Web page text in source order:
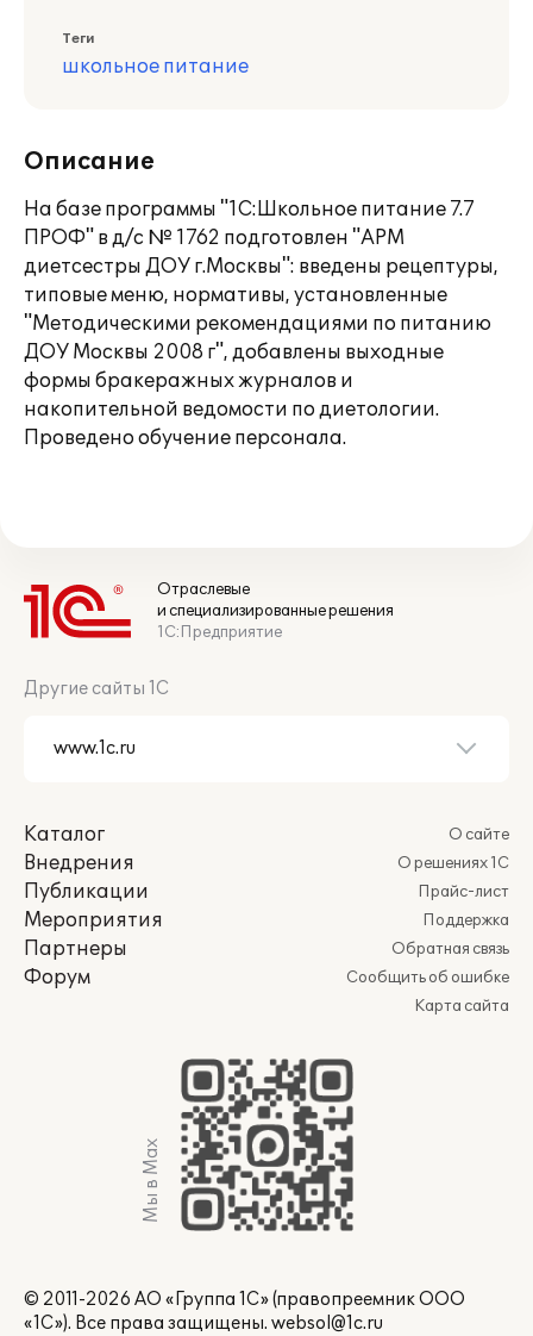
Теги
школьное питание
Описание
На базе программы "1С:Школьное питание 7.7
ПРОФ" в д/с № 1762 подготовлен "АРМ
диетсестры ДОУ г.Москвы": введены рецептуры,
типовые меню, нормативы, установленные
"Методическими рекомендациями по питанию
ДОУ Москвы 2008 г", добавлены выходные
формы бракеражных журналов и
накопительной ведомости по диетологии.
Проведено обучение персонала.
Отраслевые
и специализированные решения
1С:Предприятие
Другие сайты 1С
Каталог
Внедрения
Публикации
Мероприятия
Партнеры
Форум
О сайте
О решениях 1С
Прайс-лист
Поддержка
Обратная связь
Сообщить об ошибке
Карта сайта
Мы в Max
© 2011-2026 АО «Группа 1С» (правопреемник ООО
«1С»). Все права защищены. websol@1c.ru